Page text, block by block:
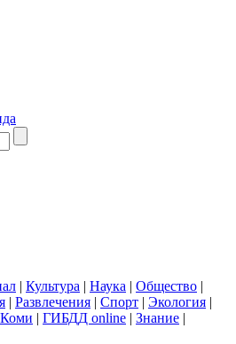
| Культура | Наука | Общество |
| Развлечения | Спорт | Экология |
| ГИБДД online | Знание |